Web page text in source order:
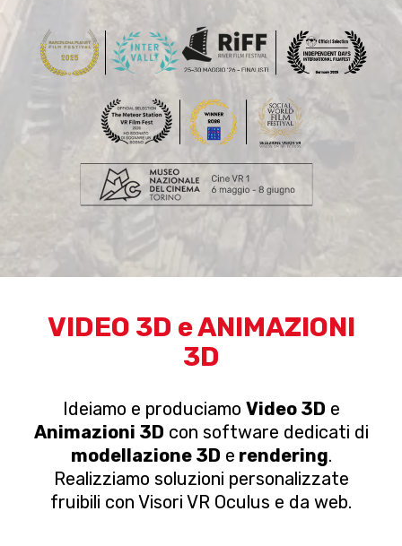
VIDEO 3D e ANIMAZIONI
3D
Ideiamo e produciamo Video 3D e
Animazioni 3D con software dedicati di
modellazione 3D e rendering.
Realizziamo soluzioni personalizzate
fruibili con Visori VR Oculus e da web.